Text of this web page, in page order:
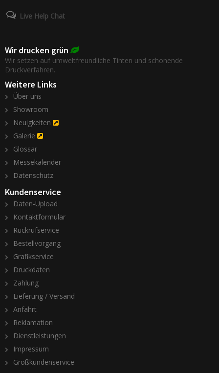
Live Help Chat
Wir drucken grün
Wir setzen auf umweltfreundliche Tinten und schonende
Druckverfahren.
Weitere Links
Über uns
Showroom
Neuigkeiten
Galerie
Glossar
Messekalender
Datenschutz
Kundenservice
Daten-Upload
Kontaktformular
Rückrufservice
Bestellvorgang
Grafikservice
Druckdaten
Zahlung
Lieferung / Versand
Anfahrt
Reklamation
Dienstleistungen
Impressum
Großkundenservice